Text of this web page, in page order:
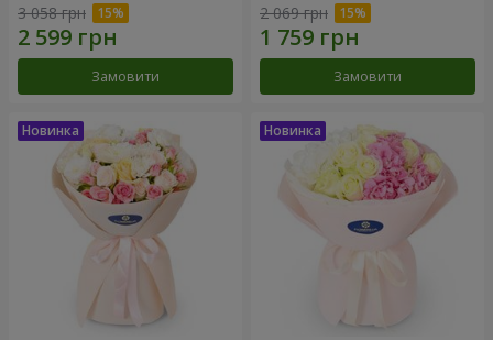
3 058 грн
Замовити
2 069 грн
Замовити